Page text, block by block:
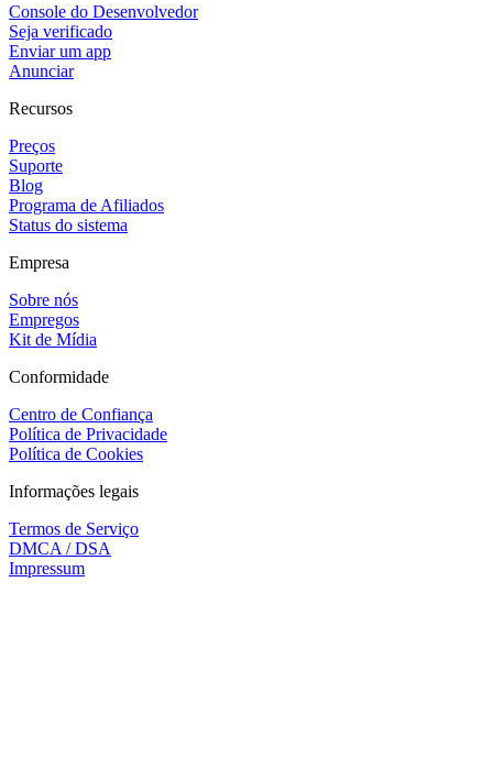
Console do Desenvolvedor
Seja verificado
Enviar um app
Anunciar
Recursos
Preços
Suporte
Blog
Programa de Afiliados
Status do sistema
Empresa
Sobre nós
Empregos
Kit de Mídia
Conformidade
Centro de Confiança
Política de Privacidade
Política de Cookies
Informações legais
Termos de Serviço
DMCA / DSA
Impressum